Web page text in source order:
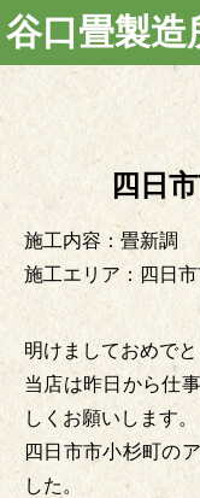
谷口畳製造
四日
施工内容：畳新調
施工エリア：四日
明けましておめでと
当店は昨日から仕
しくお願いします。
四日市市小杉町の
した。